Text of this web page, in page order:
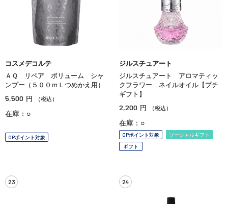
コスメデコルテ
ＡＱ リペア ボリューム シャ
ンプー（５００ｍＬつめかえ用）
5,500 円 （税込）
在庫：○
OPポイント対象
ジルスチュアート
ジルスチュアート アロマティッ
クフラワー ネイルオイル【プチ
ギフト】
2,200 円 （税込）
在庫：○
OPポイント対象
ソーシャルギフト
ギフト
23 24